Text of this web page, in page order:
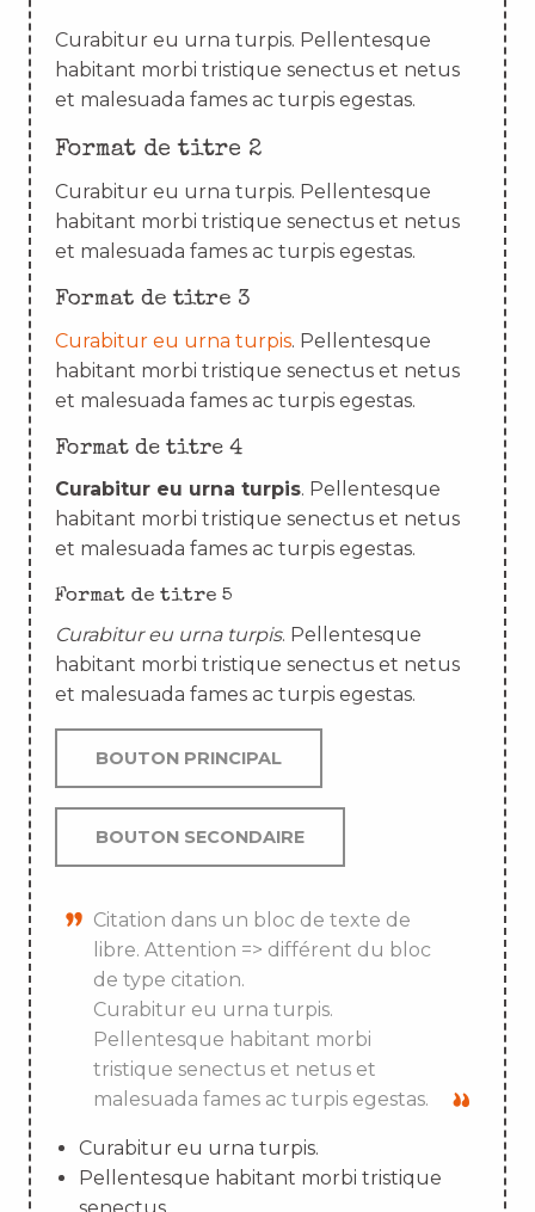
Curabitur eu urna turpis. Pellentesque
habitant morbi tristique senectus et netus
et malesuada fames ac turpis egestas.
Format de titre 2
Curabitur eu urna turpis. Pellentesque
habitant morbi tristique senectus et netus
et malesuada fames ac turpis egestas.
Format de titre 3
Curabitur eu urna turpis. Pellentesque
habitant morbi tristique senectus et netus
et malesuada fames ac turpis egestas.
Format de titre 4
Curabitur eu urna turpis. Pellentesque
habitant morbi tristique senectus et netus
et malesuada fames ac turpis egestas.
Format de titre 5
Curabitur eu urna turpis. Pellentesque
habitant morbi tristique senectus et netus
et malesuada fames ac turpis egestas.
BOUTON PRINCIPAL
BOUTON SECONDAIRE
Citation dans un bloc de texte de
libre. Attention => différent du bloc
de type citation.
Curabitur eu urna turpis.
Pellentesque habitant morbi
tristique senectus et netus et
malesuada fames ac turpis egestas.
Curabitur eu urna turpis.
Pellentesque habitant morbi tristique